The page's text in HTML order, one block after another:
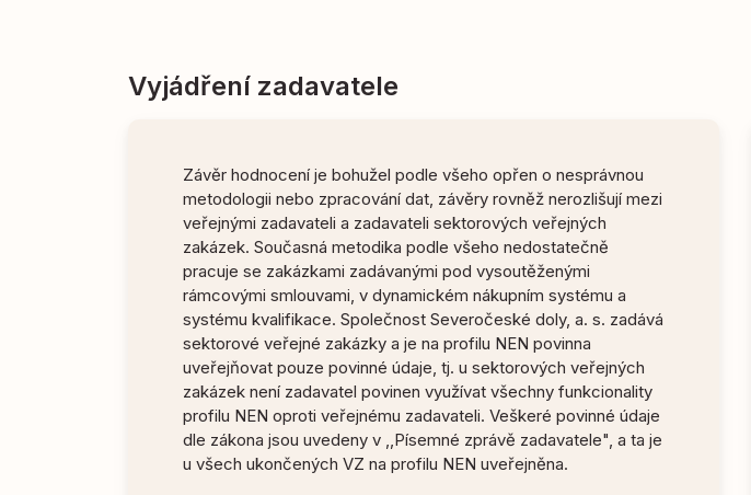
Vyjádření zadavatele
Závěr hodnocení je bohužel podle všeho opřen o nesprávnou
metodologii nebo zpracování dat, závěry rovněž nerozlišují mezi
veřejnými zadavateli a zadavateli sektorových veřejných
zakázek. Současná metodika podle všeho nedostatečně
pracuje se zakázkami zadávanými pod vysoutěženými
rámcovými smlouvami, v dynamickém nákupním systému a
systému kvalifikace. Společnost Severočeské doly, a. s. zadává
sektorové veřejné zakázky a je na profilu NEN povinna
uveřejňovat pouze povinné údaje, tj. u sektorových veřejných
zakázek není zadavatel povinen využívat všechny funkcionality
profilu NEN oproti veřejnému zadavateli. Veškeré povinné údaje
dle zákona jsou uvedeny v ,,Písemné zprávě zadavatele", a ta je
u všech ukončených VZ na profilu NEN uveřejněna.